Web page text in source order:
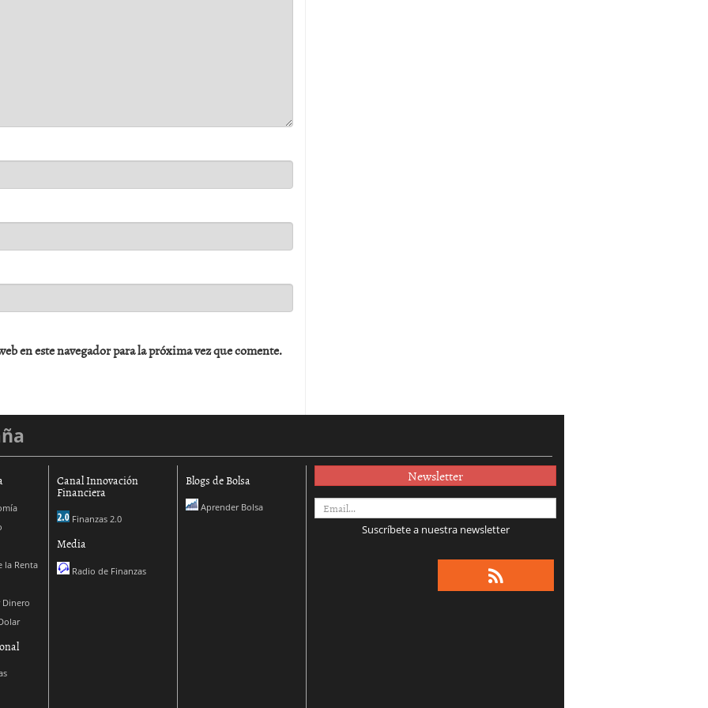
en este navegador para la próxima vez que comente.
la Renta
Canal Innovación
Financiera
Finanzas 2.0
Media
Radio de Finanzas
Blogs de Bolsa
Aprender Bolsa
Newsletter
Suscríbete a nuestra newsletter